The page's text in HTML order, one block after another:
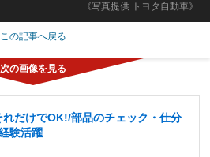
《写真提供 トヨタ自動車》
この記事へ戻る
れだけでOK!/部品のチェック・仕分
験活躍